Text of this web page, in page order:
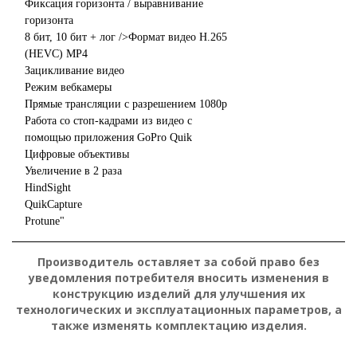
Фиксация горизонта / выравнивание
горизонта
8 бит, 10 бит + лог />Формат видео H.265
(HEVC) MP4
Зацикливание видео
Режим вебкамеры
Прямые трансляции с разрешением 1080p
Работа со стоп-кадрами из видео с
помощью приложения GoPro Quik
Цифровые объективы
Увеличение в 2 раза
HindSight
QuikCapture
Protune"
Производитель оставляет за собой право без
уведомления потребителя вносить изменения в
конструкцию изделий для улучшения их
технологических и эксплуатационных параметров, а
также изменять комплектацию изделия.